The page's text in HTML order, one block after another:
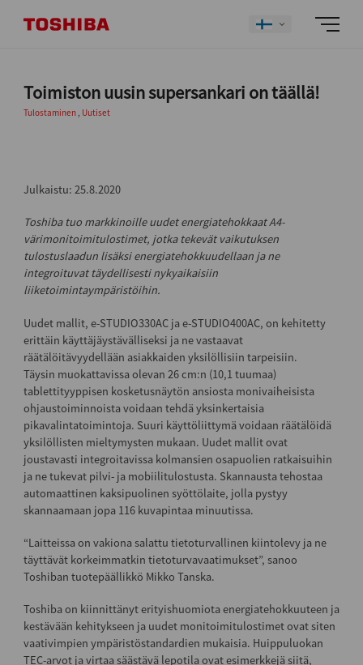
Toimiston uusin supersankari on täällä!
Tulostaminen , Uutiset
Julkaistu: 25.8.2020
Toshiba tuo markkinoille uudet energiatehokkaat A4-
värimonitoimitulostimet, jotka tekevät vaikutuksen
tulostuslaadun lisäksi energiatehokkuudellaan ja ne
integroituvat täydellisesti nykyaikaisiin
liiketoimintaympäristöihin.
Uudet mallit, e-STUDIO330AC ja e-STUDIO400AC, on kehitetty
erittäin käyttäjäystävälliseksi ja ne vastaavat
räätälöitävyydellään asiakkaiden yksilöllisiin tarpeisiin.
Täysin muokattavissa olevan 26 cm:n (10,1 tuumaa)
tablettityyppisen kosketusnäytön ansiosta monivaiheisista
ohjaustoiminnoista voidaan tehdä yksinkertaisia
pikavalintatoimintoja. Suuri käyttöliittymä voidaan räätälöidä
yksilöllisten mieltymysten mukaan. Uudet mallit ovat
joustavasti integroitavissa kolmansien osapuolien ratkaisuihin
ja ne tukevat pilvi- ja mobiilitulostusta. Skannausta tehostaa
automaattinen kaksipuolinen syöttölaite, jolla pystyy
skannaamaan jopa 116 kuvapintaa minuutissa.
“Laitteissa on vakiona salattu tietoturvallinen kiintolevy ja ne
täyttävät korkeimmatkin tietoturvavaatimukset”, sanoo
Toshiban tuotepäällikkö Mikko Tanska.
Toshiba on kiinnittänyt erityishuomiota energiatehokkuuteen ja
kestävään kehitykseen ja uudet monitoimitulostimet ovat siten
vaativimpien ympäristöstandardien mukaisia. Huippuluokan
TEC-arvot ja virtaa säästävä lepotila ovat esimerkkejä siitä,